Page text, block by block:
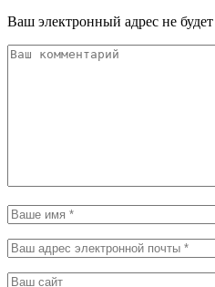
Ваш электронный адрес не